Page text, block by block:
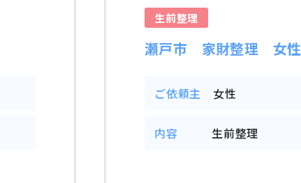
生前整理
瀬戸市 家財整理 女性
ご依頼主 女性
内容 生前整理